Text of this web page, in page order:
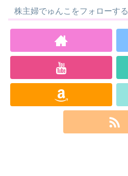
株主婦でゅんこをフォローする